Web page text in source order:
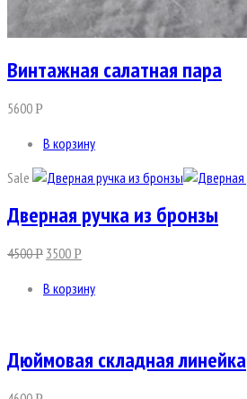
Винтажная салатная пара
5600Р
В корзину
Sale
Дверная ручка из бронзы
4500Р 3500Р
В корзину
Дюймовая складная линейка